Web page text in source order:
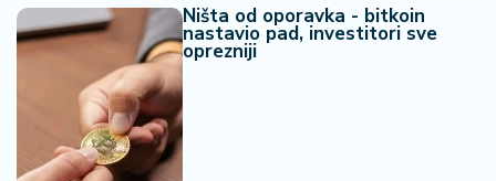
Ništa od oporavka - bitkoin
nastavio pad, investitori sve
oprezniji